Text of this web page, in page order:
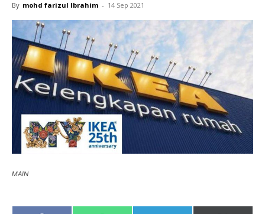
By mohd farizul Ibrahim - 14 Sep 2021
MAIN